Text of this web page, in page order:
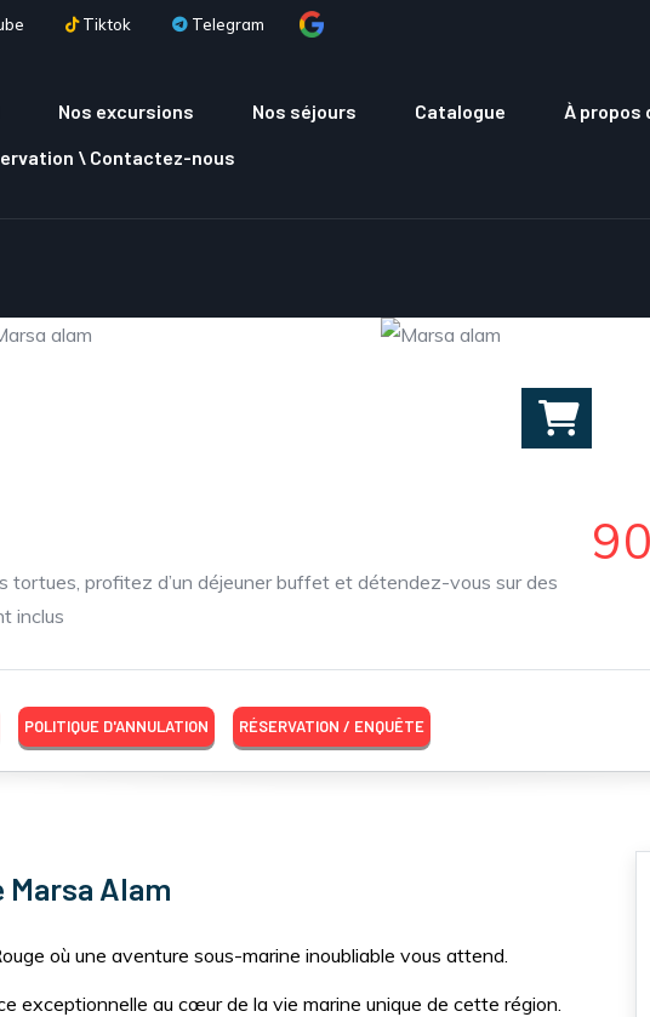
Tiktok
Telegram
Nos excursions Nos séjours Catalogue
À propos
\ Contactez-nous
tortues, profitez d’un déjeuner buffet et détendez-vous sur des
inclus
POLITIQUE D'ANNULATION RÉSERVATION / ENQUÊTE
Marsa Alam
où une aventure sous-marine inoubliable vous attend.
exceptionnelle au cœur de la vie marine unique de cette région.